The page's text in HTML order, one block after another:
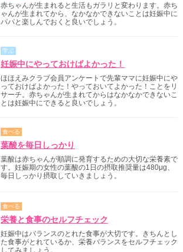
赤ちゃんが生まれると生活もガラリと変わります。赤ち
ゃんが生まれてから、なかなかできないことは妊娠中に
パパと楽しんでおくと良いでしょう。
学ぶ
妊娠中にやっておけばよかった！
ほほえみクラブ会員アンケートで先輩ママに妊娠中にや
っておけばよかった！やっておいてよかった！ことをリ
サーチ。赤ちゃんが生まれてからはなかなかできないこ
とは妊娠中にできると良いでしょう。
食べる
葉酸を毎日しっかり
葉酸は赤ちゃんが順調に発育するための大切な栄養素で
す。妊娠期の女性の葉酸の1日の摂取推奨量は480μg、
毎日しっかり摂取していきましょう。
食べる
栄養と食事のセルフチェック
妊娠中はバランスのとれた食事が大切です。きちんとし
た食事がとれているか、栄養バランスをセルフチェック
してみましょう。